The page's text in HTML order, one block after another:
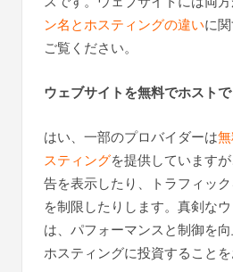
ン名とホスティングの違いに
ご覧ください。
ウェブサイトを無料でホスト
はい、一部のプロバイダーは
スティングを提供しています
告を表示したり、トラフィッ
を制限したりします。真剣な
は、パフォーマンスと制御を
ホスティングに投資することを